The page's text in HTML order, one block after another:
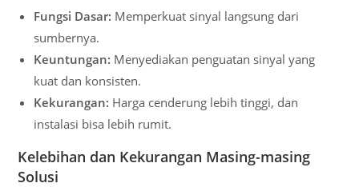
Fungsi Dasar: Memperkuat sinyal langsung dari
sumbernya.
Keuntungan: Menyediakan penguatan sinyal yang
kuat dan konsisten.
Kekurangan: Harga cenderung lebih tinggi, dan
instalasi bisa lebih rumit.
Kelebihan dan Kekurangan Masing-masing
Solusi